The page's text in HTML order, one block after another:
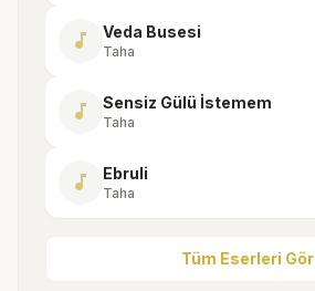
music_note Veda Busesi
Taha
music_note Sensiz Gülü İstemem
Taha
music_note Ebruli
Taha
Tüm Eserleri Gör